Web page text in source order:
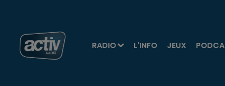
RADIO L'INFO JEUX